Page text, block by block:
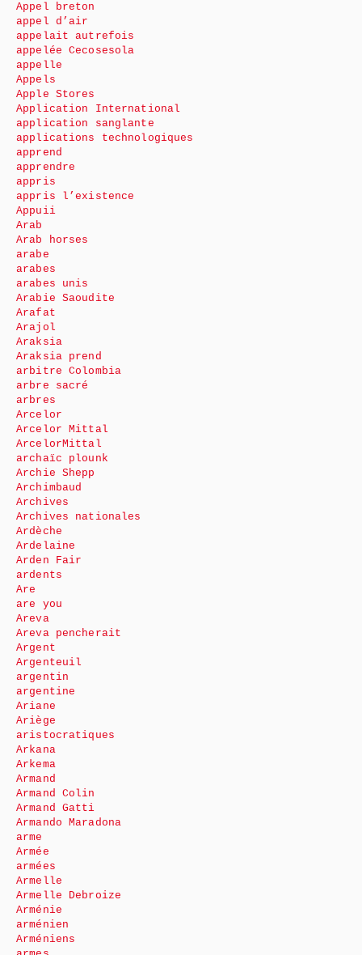
Appel breton
appel d’air
appelait autrefois
appelée Cecosesola
appelle
Appels
Apple Stores
Application International
application sanglante
applications technologiques
apprend
apprendre
appris
appris l’existence
Appuii
Arab
Arab horses
arabe
arabes
arabes unis
Arabie Saoudite
Arafat
Arajol
Araksia
Araksia prend
arbitre Colombia
arbre sacré
arbres
Arcelor
Arcelor Mittal
ArcelorMittal
archaïc plounk
Archie Shepp
Archimbaud
Archives
Archives nationales
Ardèche
Ardelaine
Arden Fair
ardents
Are
are you
Areva
Areva pencherait
Argent
Argenteuil
argentin
argentine
Ariane
Ariège
aristocratiques
Arkana
Arkema
Armand
Armand Colin
Armand Gatti
Armando Maradona
arme
Armée
armées
Armelle
Armelle Debroize
Arménie
arménien
Arméniens